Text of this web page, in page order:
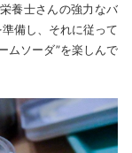
養士さんの強力なバ
備し、それに従って
ムソーダ”を楽しんで